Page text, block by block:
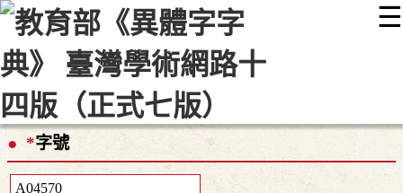
☰
::: 最新消息 常見問題 編輯說明
顯示模式
網站導覽
*字號